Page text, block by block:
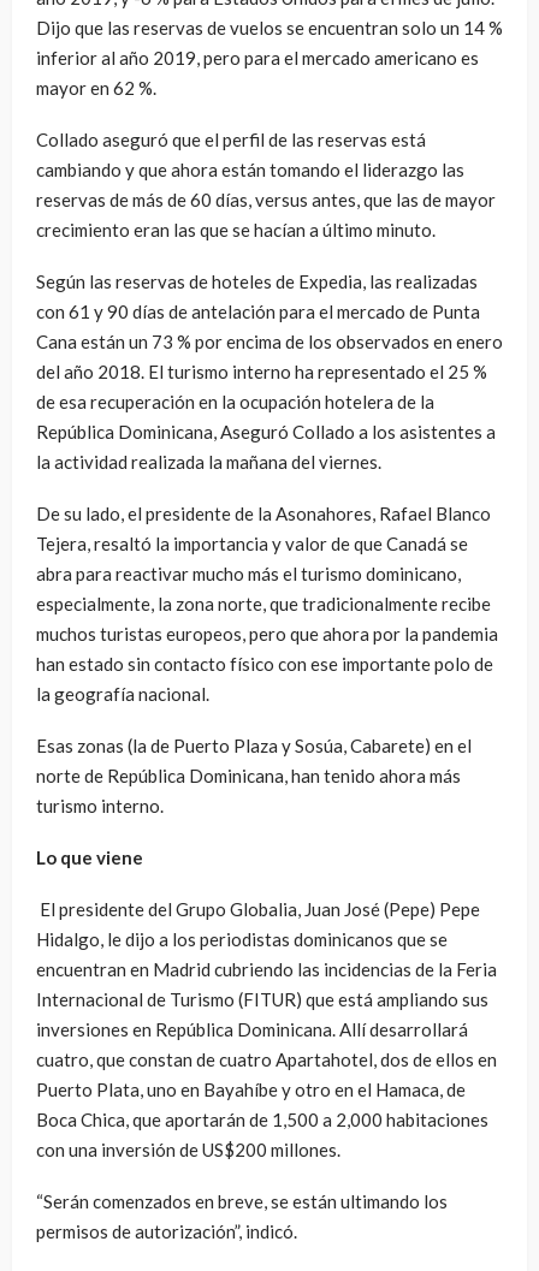
Dijo que las reservas de vuelos se encuentran solo un 14 %
inferior al año 2019, pero para el mercado americano es
mayor en 62 %.
Collado aseguró que el perfil de las reservas está
cambiando y que ahora están tomando el liderazgo las
reservas de más de 60 días, versus antes, que las de mayor
crecimiento eran las que se hacían a último minuto.
Según las reservas de hoteles de Expedia, las realizadas
con 61 y 90 días de antelación para el mercado de Punta
Cana están un 73 % por encima de los observados en enero
del año 2018. El turismo interno ha representado el 25 %
de esa recuperación en la ocupación hotelera de la
República Dominicana, Aseguró Collado a los asistentes a
la actividad realizada la mañana del viernes.
De su lado, el presidente de la Asonahores, Rafael Blanco
Tejera, resaltó la importancia y valor de que Canadá se
abra para reactivar mucho más el turismo dominicano,
especialmente, la zona norte, que tradicionalmente recibe
muchos turistas europeos, pero que ahora por la pandemia
han estado sin contacto físico con ese importante polo de
la geografía nacional.
Esas zonas (la de Puerto Plaza y Sosúa, Cabarete) en el
norte de República Dominicana, han tenido ahora más
turismo interno.
Lo que viene
El presidente del Grupo Globalia, Juan José (Pepe) Pepe
Hidalgo, le dijo a los periodistas dominicanos que se
encuentran en Madrid cubriendo las incidencias de la Feria
Internacional de Turismo (FITUR) que está ampliando sus
inversiones en República Dominicana. Allí desarrollará
cuatro, que constan de cuatro Apartahotel, dos de ellos en
Puerto Plata, uno en Bayahíbe y otro en el Hamaca, de
Boca Chica, que aportarán de 1,500 a 2,000 habitaciones
con una inversión de US$200 millones.
“Serán comenzados en breve, se están ultimando los
permisos de autorización”, indicó.